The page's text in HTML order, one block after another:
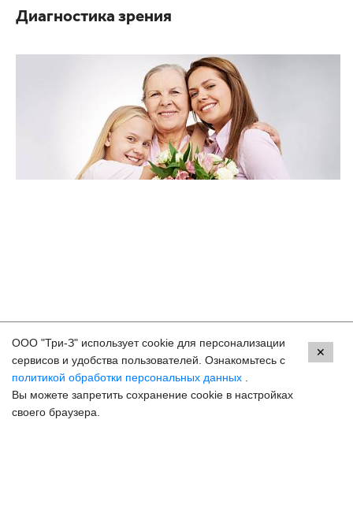
Задать вопрос
Диагностика зрения
Контакты
Ессентуки, ул. Кисловодская, 90
8 (800) 250-33-30
ООО "Три-З" использует cookie для персонализации
сервисов и удобства пользователей. Ознакомьтесь с
политикой обработки персональных данных
Вы можете запретить сохранение cookie в настройках
своего браузера.
✕